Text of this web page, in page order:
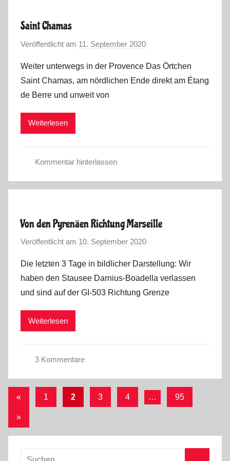
e
r
a
i
s
o
n
2
2
1
Saint Chamas
Veröffentlicht am 11. September 2020
n
M
Weiter unterwegs in der Provence Das Örtchen
Saint Chamas, am nördlichen Ende direkt am Étang
de Berre und unweit von
Weiterlesen
o
n
a
o
m
m
e
Kommentar hinterlassen
Von den Pyrenäen Richtung Marseille
Veröffentlicht am 10. September 2020
n
M
a
Die letzten 3 Tage in bildlicher Darstellung: Wir
haben den Stausee Darnius-Boadella verlassen
und sind auf der GI-503 Richtung Grenze
Weiterlesen
o
n
3 Kommentare
Beitragsnavigation
« Vorherige
1 2 3 4 … 95
Nächste
»
Suchen